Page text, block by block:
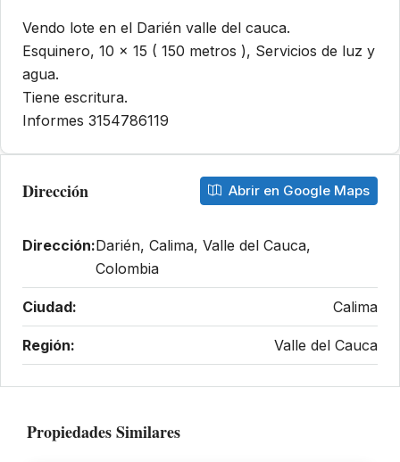
Vendo lote en el Darién valle del cauca.
Esquinero, 10 x 15 ( 150 metros ), Servicios de luz y
agua.
Tiene escritura.
Informes 3154786119
Dirección Abrir en Google Maps
Dirección:Darién, Calima, Valle del Cauca,
Colombia
Ciudad: Calima
Región: Valle del Cauca
Propiedades Similares